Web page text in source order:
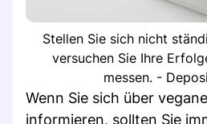
Stellen Sie sich nicht
versuchen Sie Ihre
messen. -
Wenn Sie sich über
informieren, sollten Sie